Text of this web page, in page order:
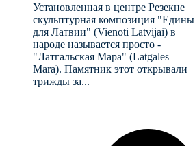
Установленная в центре Резекне
скульптурная композиция "Едины
для Латвии" (Vienoti Latvijai) в
народе называется просто -
"Латгальская Мара" (Latgales
Māra). Памятник этот открывали
трижды за...